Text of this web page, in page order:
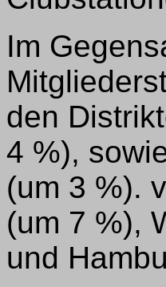
Im
den
4 %),
(um 3 %).
(um 7 %),
und